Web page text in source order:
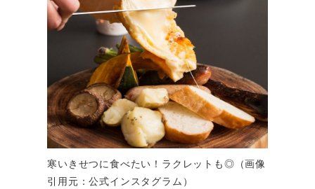
寒いきせつに食べたい！ラクレットも◎（画像
引用元：公式インスタグラム）